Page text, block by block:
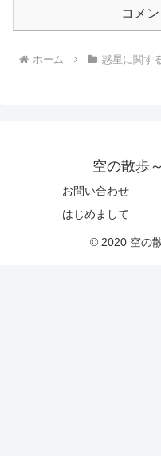
コメ
ホーム 惑星に関す
空の散歩
お問い合わせ
はじめまして
© 2020 空の